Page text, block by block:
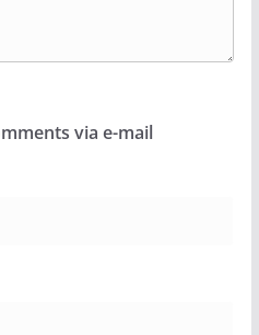
via e-mail